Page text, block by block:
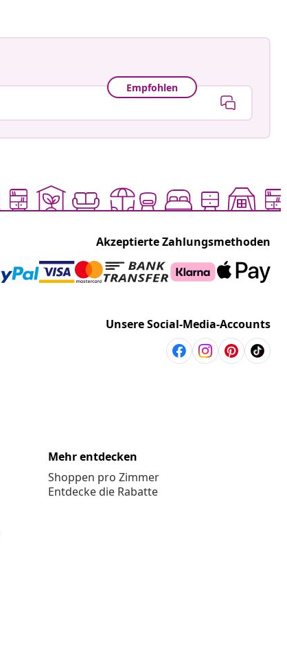
Empfohlen
Akzeptierte Zahlungsmethoden
Unsere Social-Media-Accounts
Mehr entdecken
Shoppen pro Zimmer
Entdecke die Rabatte